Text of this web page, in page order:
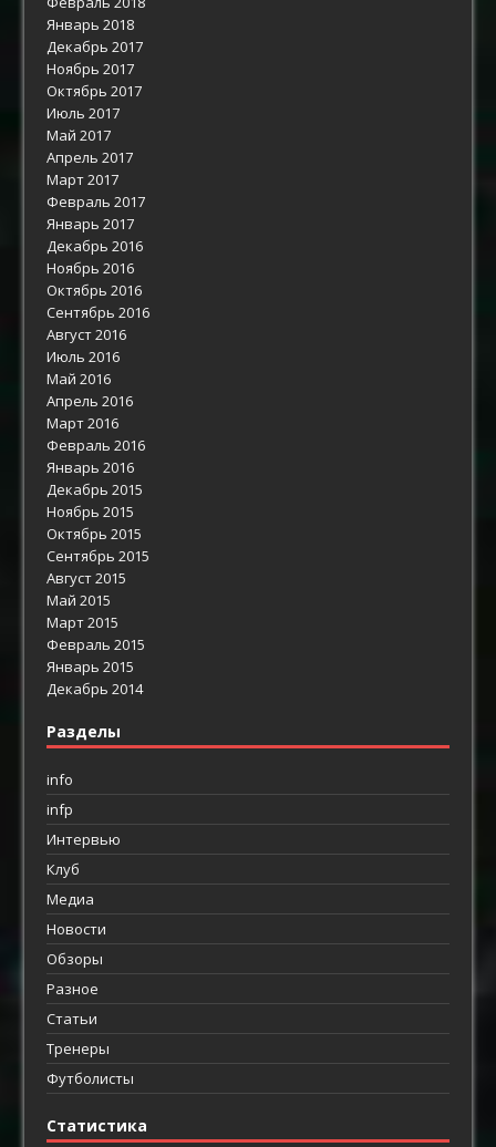
Январь 2018
Декабрь 2017
Ноябрь 2017
Октябрь 2017
Июль 2017
Май 2017
Апрель 2017
Март 2017
Февраль 2017
Январь 2017
Декабрь 2016
Ноябрь 2016
Октябрь 2016
Сентябрь 2016
Август 2016
Июль 2016
Май 2016
Апрель 2016
Март 2016
Февраль 2016
Январь 2016
Декабрь 2015
Ноябрь 2015
Октябрь 2015
Сентябрь 2015
Август 2015
Май 2015
Март 2015
Февраль 2015
Январь 2015
Декабрь 2014
Разделы
info
infp
Интервью
Клуб
Медиа
Новости
Обзоры
Разное
Статьи
Тренеры
Футболисты
Статистика